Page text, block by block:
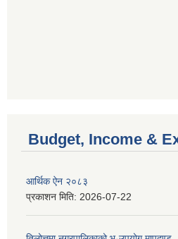
Budget, Income &
आर्थिक ऐन २०८३
प्रकाशन मिति: 2026-07-22